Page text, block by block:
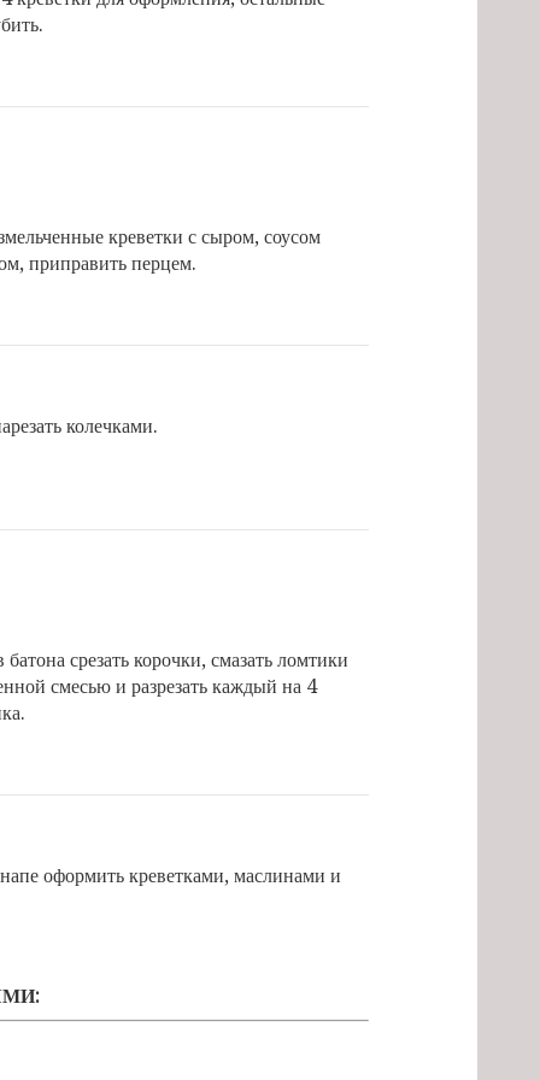
креветки с сыром, соусом
приправить перцем.
колечками.
срезать корочки, смазать ломтики
смесью и разрезать каждый на 4
оформить креветками, маслинами и